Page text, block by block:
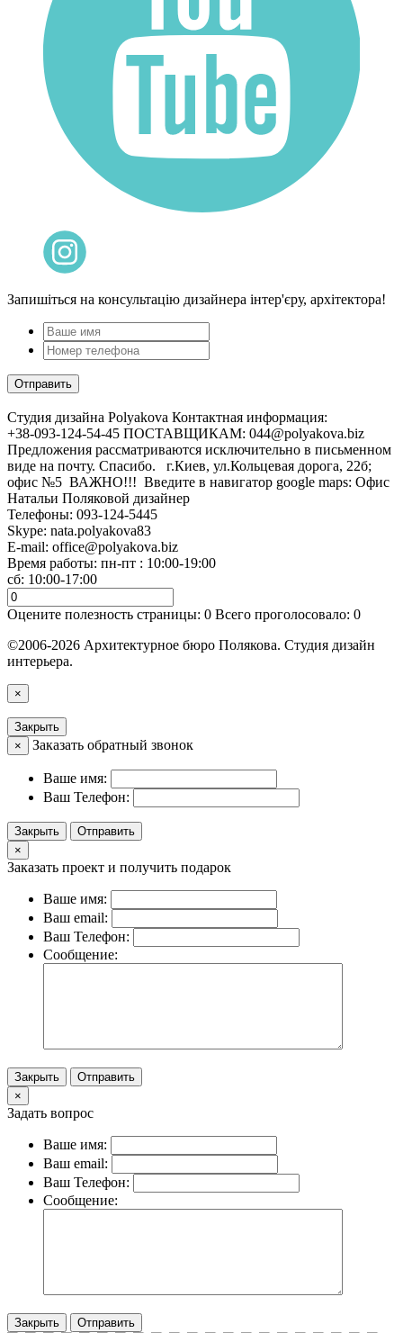
Запишіться на консультацію дизайнера інтер'єру, архітектора!
Cтудия дизайна Polyakova Контактная информация:
+38-093-124-54-45 ПОСТАВЩИКАМ: 044@polyakova.biz
Предложения рассматриваются исключительно в письменном
виде на почту. Спасибо. г.Киев, ул.Кольцевая дорога, 22б;
офис №5 ВАЖНО!!! Введите в навигатор google maps: Офис
Натальи Поляковой дизайнер
Телефоны: 093-124-5445
Skype: nata.polyakova83
E-mail: office@polyakova.biz
Время работы: пн-пт : 10:00-19:00
сб: 10:00-17:00
Оцените полезность страницы: 0 Всего проголосовало: 0
©2006-2026 Архитектурное бюро Полякова. Студия дизайн
интерьера.
×
Закрыть
×
Заказать обратный звонок
Ваше имя:
Ваш Телефон:
Закрыть
Отправить
×
Заказать проект и получить подарок
Ваше имя:
Ваш email:
Ваш Телефон:
Сообщение:
Закрыть
Отправить
×
Задать вопрос
Ваше имя:
Ваш email:
Ваш Телефон:
Сообщение:
Закрыть Отправить